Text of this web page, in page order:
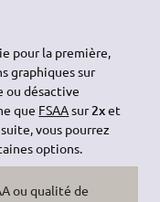
pour la première,
graphiques sur
ou désactive
que FSAAsur2xet
suite, vous pourrez
options.
ou qualité de